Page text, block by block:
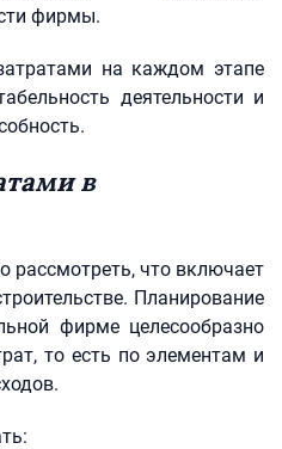
фирмы.
на каждом этапе
деятельности и
в
рассмотреть, что включает
Планирование
фирме целесообразно
то есть по элементам и